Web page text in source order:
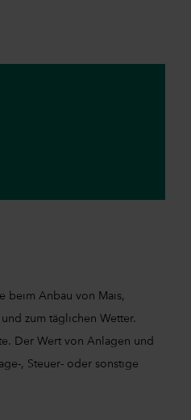
beim Anbau von Mais,
zum täglichen Wetter.
Der Wert von Anlagen und
, Steuer- oder sonstige